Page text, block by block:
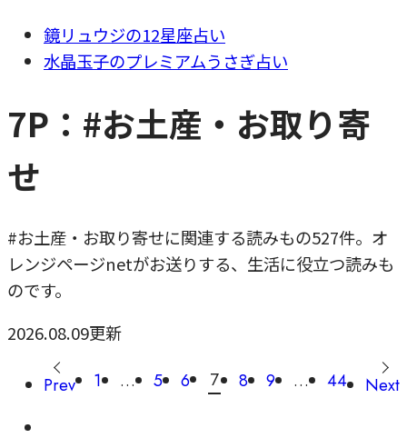
鏡リュウジの12星座占い
水晶玉子のプレミアムうさぎ占い
7P：#お土産・お取り寄
せ
#お土産・お取り寄せに関連する読みもの527件。オ
レンジページnetがお送りする、生活に役立つ読みも
のです。
2026.08.09更新
Prev 1 … 5 6 7 8 9 … 44 Next